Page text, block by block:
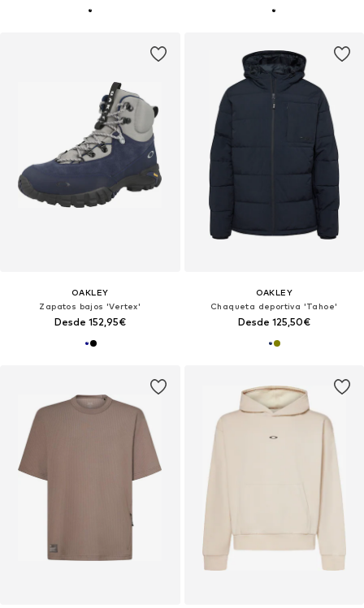
OAKLEY
Zapatos bajos 'Vertex'
Desde 152,95€
OAKLEY
Chaqueta deportiva 'Tahoe'
Desde 125,50€